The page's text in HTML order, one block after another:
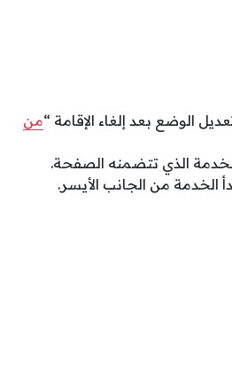
الوضع بعد إلغاء الإقامة “من
الذي تتضمنه الصفحة.
الخدمة من الجانب الأيسر.